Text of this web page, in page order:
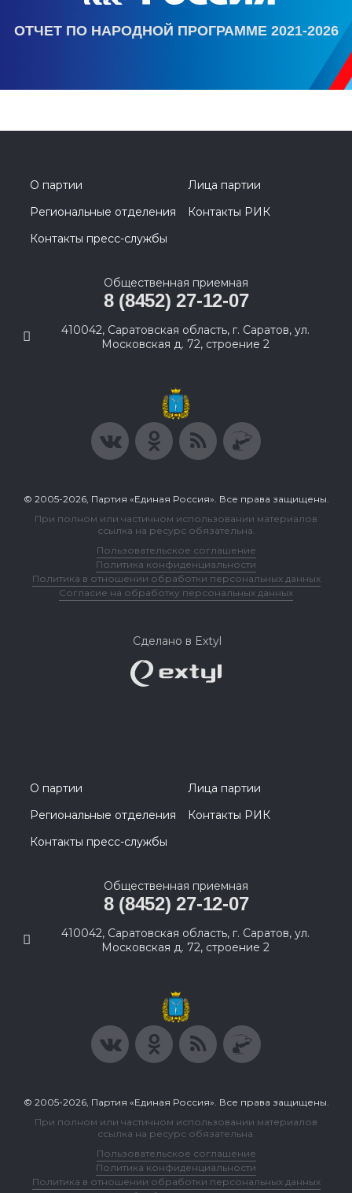
ОТЧЕТ ПО НАРОДНОЙ ПРОГРАММЕ 2021-2026
О партии
Лица партии
Региональные отделения
Контакты РИК
Контакты пресс-службы
Общественная приемная
8 (8452) 27-12-07
410042, Саратовская область, г. Саратов, ул.
Московская д. 72, строение 2
© 2005-2026, Партия «Единая Россия». Все права защищены.
При полном или частичном использовании материалов
ссылка на ресурс обязательна.
Пользовательское соглашение
Политика конфиденциальности
Политика в отношении обработки персональных данных
Согласие на обработку персональных данных
Сделано в Extyl
О партии
Лица партии
Региональные отделения
Контакты РИК
Контакты пресс-службы
Общественная приемная
8 (8452) 27-12-07
410042, Саратовская область, г. Саратов, ул.
Московская д. 72, строение 2
© 2005-2026, Партия «Единая Россия». Все права защищены.
При полном или частичном использовании материалов
ссылка на ресурс обязательна.
Пользовательское соглашение
Политика конфиденциальности
Политика в отношении обработки персональных данных